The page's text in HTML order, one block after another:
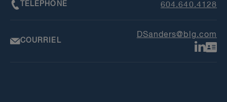
TÉLÉPHONE 604.640.4128
COURRIEL
DSanders@blg.com